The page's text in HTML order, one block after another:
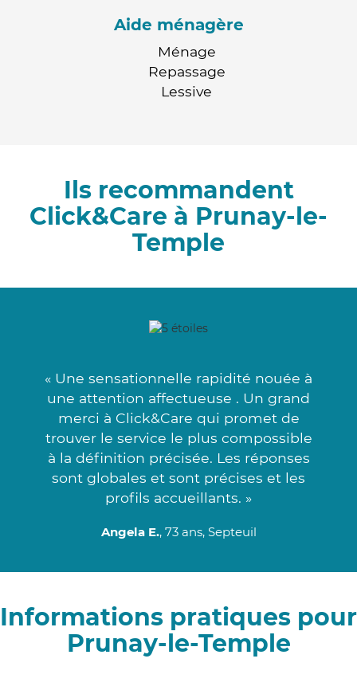
Aide ménagère
Ménage
Repassage
Lessive
Ils recommandent
Click&Care à Prunay-le-
Temple
« Une sensationnelle rapidité nouée à
une attention affectueuse . Un grand
merci à Click&Care qui promet de
trouver le service le plus compossible
à la définition précisée. Les réponses
sont globales et sont précises et les
profils accueillants. »
Angela E., 73 ans, Septeuil
Informations pratiques pour
Prunay-le-Temple